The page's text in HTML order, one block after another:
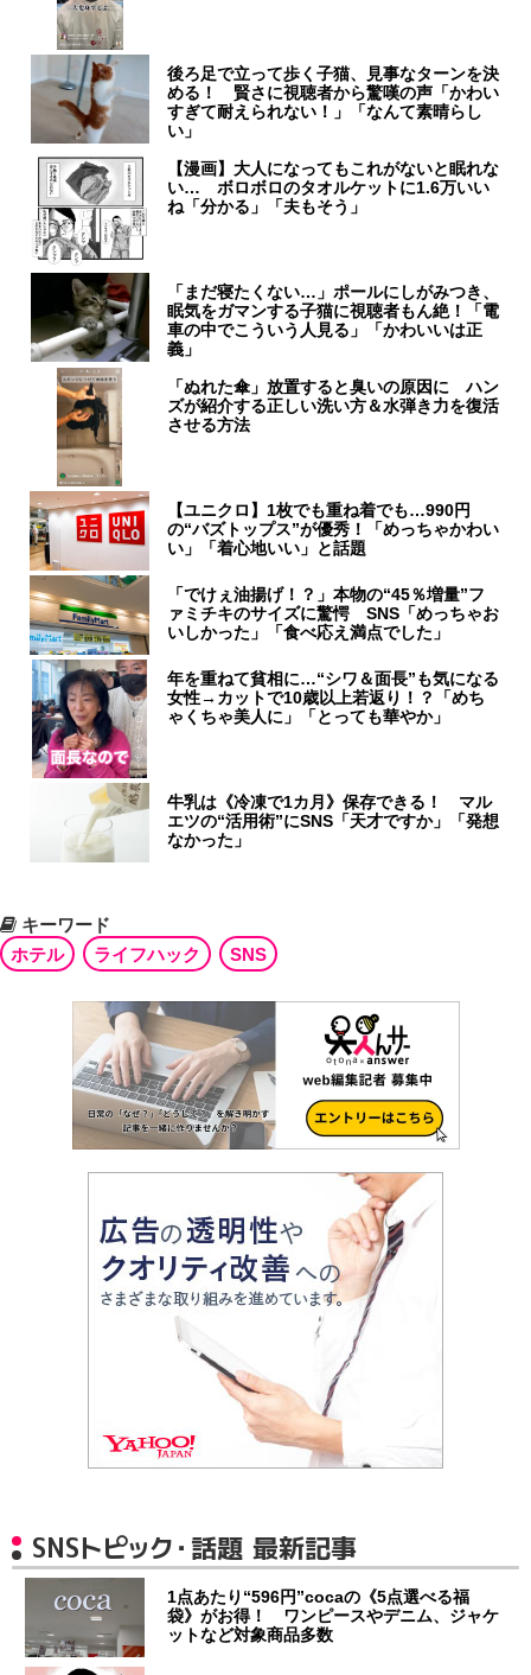
後ろ足で立って歩く子猫、見事なターンを決
める！ 賢さに視聴者から驚嘆の声「かわい
すぎて耐えられない！」「なんて素晴らし
い」
【漫画】大人になってもこれがないと眠れな
い… ボロボロのタオルケットに1.6万いい
ね「分かる」「夫もそう」
「まだ寝たくない…」ポールにしがみつき、
眠気をガマンする子猫に視聴者もん絶！「電
車の中でこういう人見る」「かわいいは正
義」
「ぬれた傘」放置すると臭いの原因に ハン
ズが紹介する正しい洗い方＆水弾き力を復活
させる方法
【ユニクロ】1枚でも重ね着でも…990円
の“バズトップス”が優秀！「めっちゃかわい
い」「着心地いい」と話題
「でけぇ油揚げ！？」本物の“45％増量”フ
ァミチキのサイズに驚愕 SNS「めっちゃお
いしかった」「食べ応え満点でした」
年を重ねて貧相に…“シワ＆面長”も気になる
女性→カットで10歳以上若返り！？「めち
ゃくちゃ美人に」「とっても華やか」
牛乳は《冷凍で1カ月》保存できる！ マル
エツの“活用術”にSNS「天才ですか」「発想
なかった」
キーワード
ホテル
ライフハック SNS
SNSトピック・話題 最新記事
1点あたり“596円”cocaの《5点選べる福
袋》がお得！ ワンピースやデニム、ジャケ
ットなど対象商品多数